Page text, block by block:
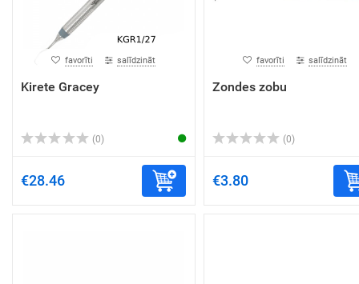
favorīti salīdzināt
Kirete Gracey
(0)
€28.46
favorīti salīdzināt
Zondes zobu
(0)
€3.80